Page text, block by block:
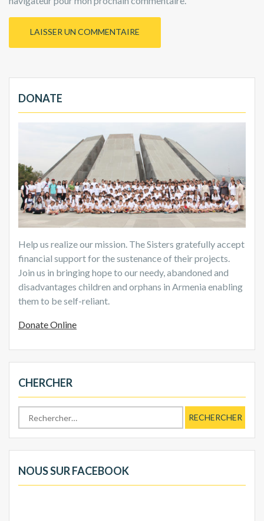
DONATE
Help us realize our mission. The Sisters gratefully accept
financial support for the sustenance of their projects.
Join us in bringing hope to our needy, abandoned and
disadvantages children and orphans in Armenia enabling
them to be self-reliant.
Donate Online
CHERCHER
Rechercher :
NOUS SUR FACEBOOK